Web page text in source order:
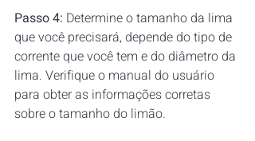
Passo 4: Determine o tamanho da lima
que você precisará, depende do tipo de
corrente que você tem e do diâmetro da
lima. Verifique o manual do usuário
para obter as informações corretas
sobre o tamanho do limão.